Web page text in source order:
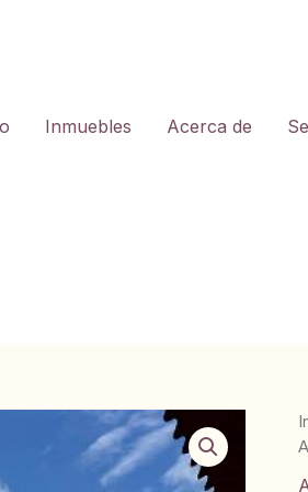
Inmuebles Acerca de